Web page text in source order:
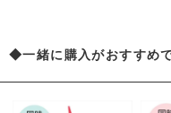
◆一緒に購入がおすすめ